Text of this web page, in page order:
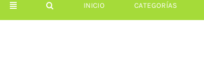
INICIO CATEGORÍAS